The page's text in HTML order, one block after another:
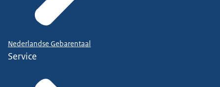
Nederlandse Gebarentaal
Service